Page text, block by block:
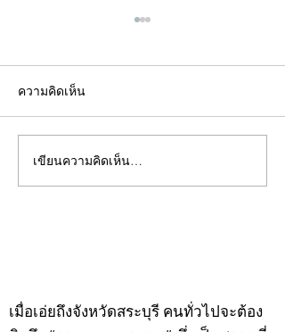
คอลัมน์"จับชีพจรวงการ
พระ"ประจำพุธที่ 29
ความคิดเห็น
เขียนความคิดเห็น…
เมื่อเอ่ยถึงจังหวัดสระบุรี คนทั่วไปจะต้อง